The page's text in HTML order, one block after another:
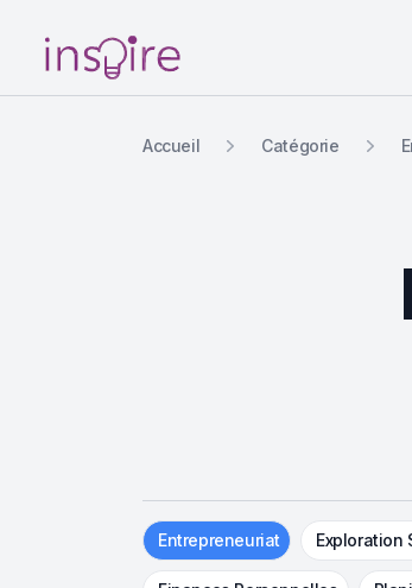
Your Company
Accueil Catégorie
Entrepreneuriat Exploration